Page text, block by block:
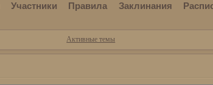
Участники Правила Заклинания
Активные темы